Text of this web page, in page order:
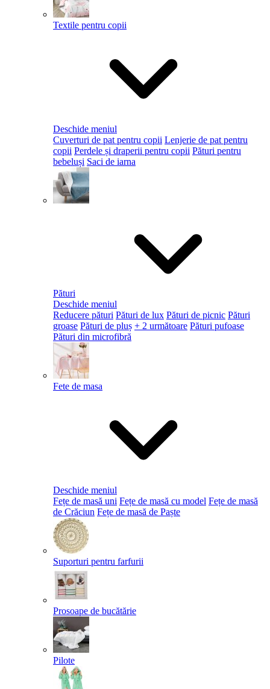
Textile pentru copii
Deschide meniul
Cuverturi de pat pentru copii Lenjerie de pat pentru
copii Perdele și draperii pentru copii Pături pentru
bebeluși Saci de iarna
Pături
Deschide meniul
Reducere pături Pături de lux Pături de picnic Pături
groase Pături de pluș + 2 următoare Pături pufoase
Pături din microfibră
Fete de masa
Deschide meniul
Fețe de masă uni Fețe de masă cu model Fețe de masă
de Crăciun Fețe de masă de Paște​
Suporturi pentru farfurii
Prosoape de bucătărie
Pilote